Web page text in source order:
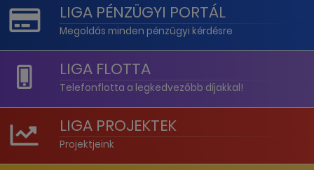
LIGA PÉNZÜGYI PORTÁL
Megoldás minden pénzügyi kérdésre
LIGA FLOTTA
Telefonflotta a legkedvezőbb díjakkal!
LIGA PROJEKTEK
Projektjeink